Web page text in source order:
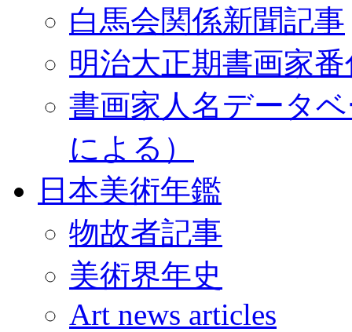
白馬会関係新聞記事
明治大正期書画家
書画家人名データ
による）
日本美術年鑑
物故者記事
美術界年史
Art news articles